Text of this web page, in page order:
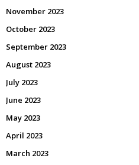
November 2023
October 2023
September 2023
August 2023
July 2023
June 2023
May 2023
April 2023
March 2023